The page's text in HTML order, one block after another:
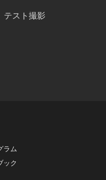
テスト撮影
ラム
ック